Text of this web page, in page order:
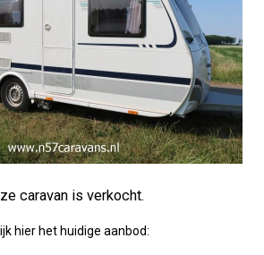
caravan is verkocht.
hier het huidige aanbod: